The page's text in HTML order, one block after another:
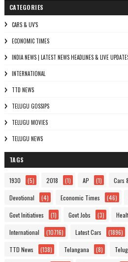
CATEGORIES
CARS & UV'S
ECONOMIC TIMES
INDIA NEWS | LATEST NEWS HEADLINES & LIVE
INTERNATIONAL
TTD NEWS
TELUGU GOSSIPS
TELUGU MOVIES
TELUGU NEWS
TAGS
1930 (5) 2018 (1) AP (1) Cars
Devotional (4) Economic Times (46)
Govt Initiatives (1) Govt Jobs (3)
International (10716) Latest Cars (1896)
TTD News (138) Telangana (8)